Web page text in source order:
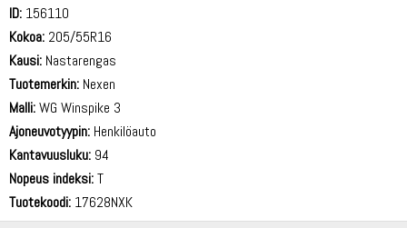
ID: 156110
Kokoa: 205/55R16
Kausi: Nastarengas
Tuotemerkin: Nexen
Malli:WG Winspike 3
Ajoneuvotyypin: Henkilöauto
Kantavuusluku: 94
Nopeus indeksi:T
Tuotekoodi: 17628NXK